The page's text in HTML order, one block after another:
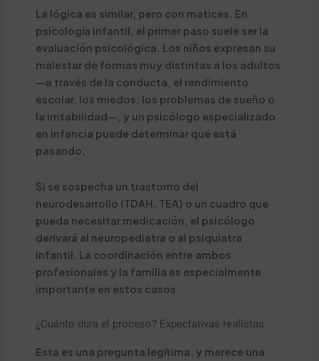
La lógica es similar, pero con matices. En
psicología infantil, el primer paso suele ser la
evaluación psicológica. Los niños expresan su
malestar de formas muy distintas a los adultos
—a través de la conducta, el rendimiento
escolar, los miedos, los problemas de sueño o
la irritabilidad—, y un psicólogo especializado
en infancia puede determinar qué está
pasando.
Si se sospecha un trastorno del
neurodesarrollo (TDAH, TEA) o un cuadro que
pueda necesitar medicación, el psicólogo
derivará al neuropediatra o al psiquiatra
infantil. La coordinación entre ambos
profesionales y la familia es especialmente
importante en estos casos.
¿Cuánto dura el proceso? Expectativas realistas
Esta es una pregunta legítima, y merece una